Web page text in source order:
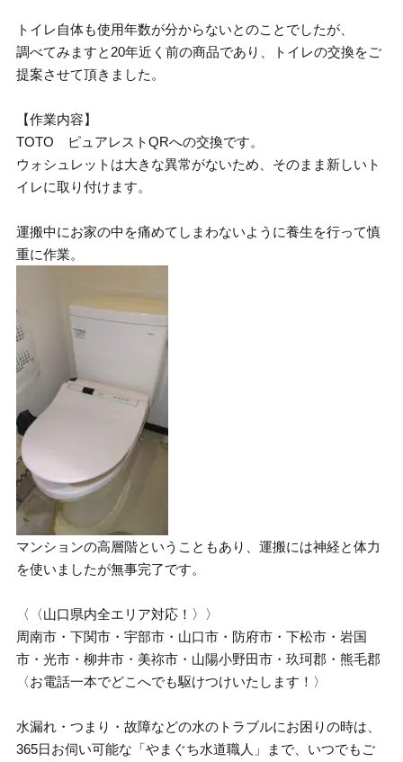
トイレ自体も使用年数が分からないとのことでしたが、
調べてみますと20年近く前の商品であり、トイレの交換をご
提案させて頂きました。
【作業内容】
TOTO ピュアレストQRへの交換です。
ウォシュレットは大きな異常がないため、そのまま新しいト
イレに取り付けます。
運搬中にお家の中を痛めてしまわないように養生を行って慎
重に作業。
マンションの高層階ということもあり、運搬には神経と体力
を使いましたが無事完了です。
〈〈山口県内全エリア対応！〉〉
周南市・下関市・宇部市・山口市・防府市・下松市・岩国
市・光市・柳井市・美祢市・山陽小野田市・玖珂郡・熊毛郡
〈お電話一本でどこへでも駆けつけいたします！〉
水漏れ・つまり・故障などの水のトラブルにお困りの時は、
365日お伺い可能な「やまぐち水道職人」まで、いつでもご